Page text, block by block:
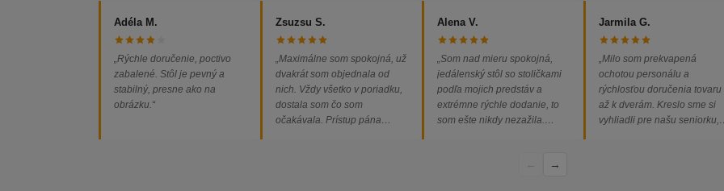
Adéla M.
„Rýchle doručenie, poctivo
zabalené. Stôl je pevný a
stabilný, presne ako na
obrázku.“
Zsuzsu S.
„Maximálne som spokojná, už
dvakrát som objednala od
nich. Vždy všetko v poriadku,
dostala som čo som
očakávala. Prístup pána
Alena V.
„Som nad mieru spokojná,
jedálenský stôl so stoličkami
podľa mojich predstáv a
extrémne rýchle dodanie, to
som ešte nikdy nezažila.
Jarmila G.
„Milo som prekvapená
ochotou personálu a
rýchlosťou doručenia tovaru
až k dverám. Kreslo sme si
vyhliadli pre našu seniorku,
→